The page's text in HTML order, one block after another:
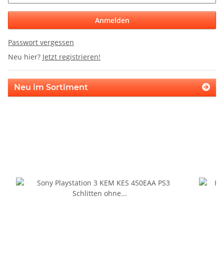
Anmelden
Passwort vergessen
Neu hier? Jetzt registrieren!
Neu im Sortiment